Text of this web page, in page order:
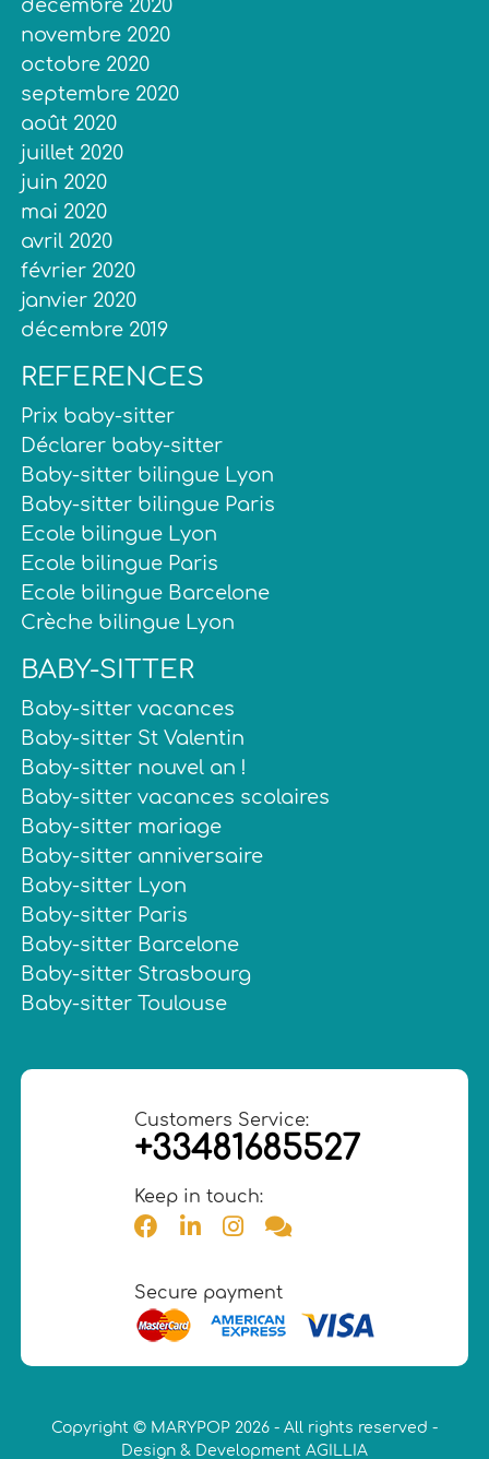
décembre 2020
novembre 2020
octobre 2020
septembre 2020
août 2020
juillet 2020
juin 2020
mai 2020
avril 2020
février 2020
janvier 2020
décembre 2019
REFERENCES
Prix baby-sitter
Déclarer baby-sitter
Baby-sitter bilingue Lyon
Baby-sitter bilingue Paris
Ecole bilingue Lyon
Ecole bilingue Paris
Ecole bilingue Barcelone
Crèche bilingue Lyon
BABY-SITTER
Baby-sitter vacances
Baby-sitter St Valentin
Baby-sitter nouvel an !
Baby-sitter vacances scolaires
Baby-sitter mariage
Baby-sitter anniversaire
Baby-sitter Lyon
Baby-sitter Paris
Baby-sitter Barcelone
Baby-sitter Strasbourg
Baby-sitter Toulouse
Customers Service:
+33481685527
Keep in touch:
Secure payment
Copyright © MARYPOP 2026 - All rights reserved -
Design & Development AGILLIA